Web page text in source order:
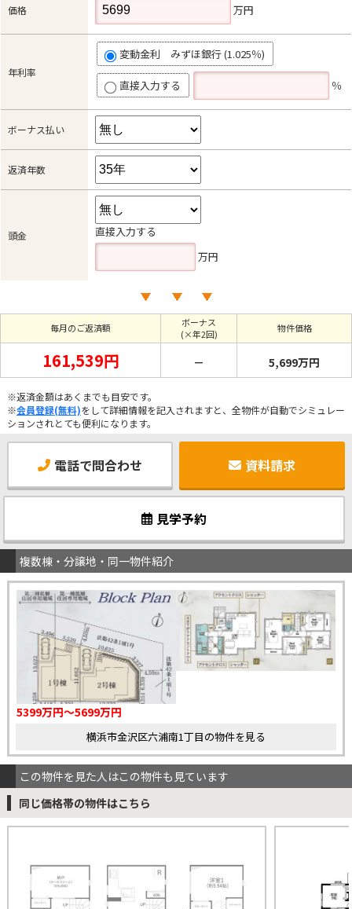
価格 万円
年利率
変動金利 みずほ銀行 (1.025％)
直接入力する ％
ボーナス払い
返済年数
頭金
直接入力する
万円
毎月のご返済額
ボーナス
(×年2回)
物件価格
161,539円 － 5,699万円
※返済金額はあくまでも目安です。
※会員登録(無料)をして詳細情報を記入されますと、全物件が自動でシミュレー
ションされとても便利になります。
電話で問合わせ 資料請求
見学予約
複数棟・分譲地・同一物件紹介
5399万円～5699万円
横浜市金沢区六浦南1丁目の物件を見る
この物件を見た人はこの物件も見ています
同じ価格帯の物件はこちら